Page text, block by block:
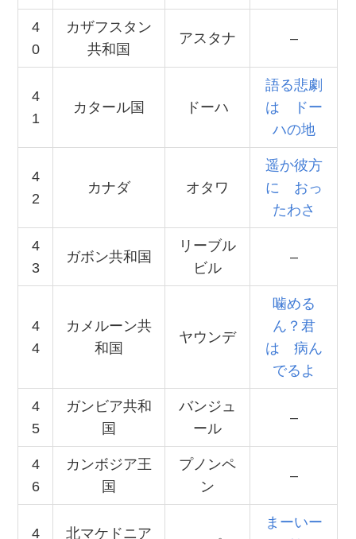
4
0
カザフスタン
共和国
アスタナ –
4
1
カタール国 ドーハ
語る悲劇
は ドー
ハの地
4
2
カナダ オタワ
遥か彼方
に おっ
たわさ
4
3
ガボン共和国
リーブル
ビル
–
4
4
カメルーン共
和国
ヤウンデ
噛める
ん？君
は 病ん
でるよ
4
5
ガンビア共和
国
バンジュ
ール
–
4
6
カンボジア王
国
プノンペ
ン
–
4
北マケドニア
まーいー